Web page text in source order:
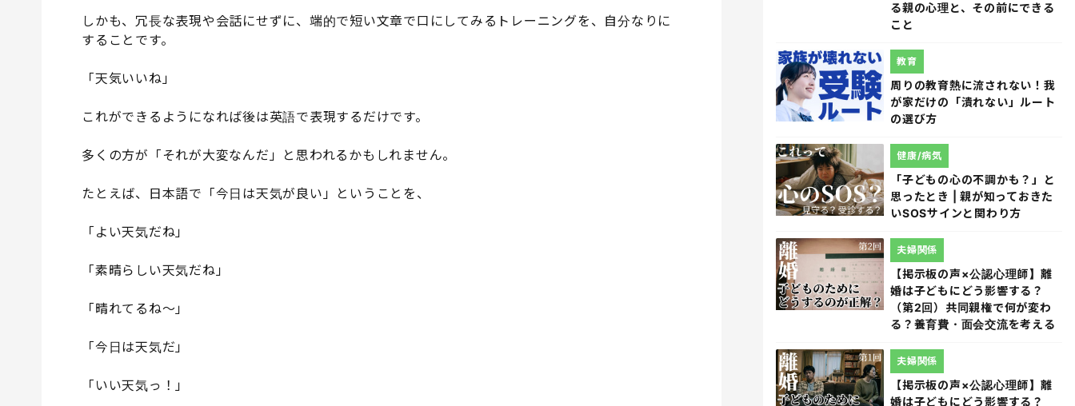
しかも、冗長な表現や会話にせずに、端的で短い文章で口にしてみるトレーニングを、自分なりに
することです。
「天気いいね」
これができるようになれば後は英語で表現するだけです。
多くの方が「それが大変なんだ」と思われるかもしれません。
たとえば、日本語で「今日は天気が良い」ということを、
「よい天気だね」
「素晴らしい天気だね」
「晴れてるね〜」
「今日は天気だ」
「いい天気っ！」
る親の心理と、その前にできる
こと
周りの教育熱に流されない！我
が家だけの「潰れない」ルート
の選び方
教育
「子どもの心の不調かも？」と
思ったとき | 親が知っておきた
いSOSサインと関わり方
健康/病気
【掲示板の声×公認心理師】離
婚は子どもにどう影響する？
（第2回）共同親権で何が変わ
る？養育費・面会交流を考える
夫婦関係
【掲示板の声×公認心理師】離
婚は子どもにどう影響する？
夫婦関係